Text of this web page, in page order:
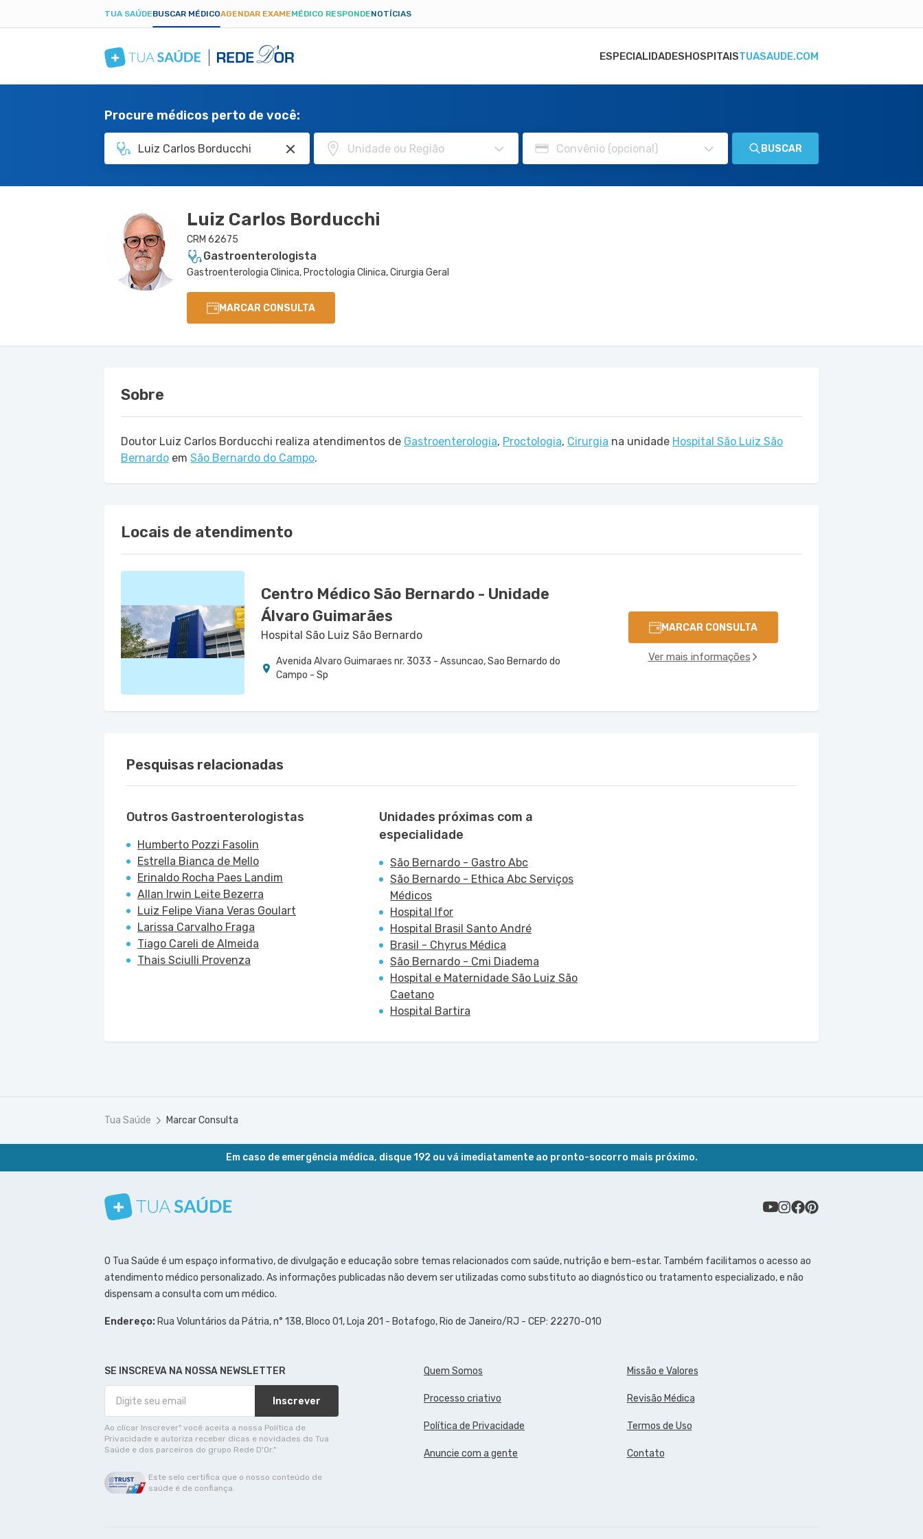
TUA SAÚDEBUSCAR MÉDICOAGENDAR EXAMEMÉDICO RESPONDENOTÍCIAS
ESPECIALIDADESHOSPITAISTUASAUDE.COM
Procure médicos perto de você:
BUSCAR
Luiz Carlos Borducchi
CRM 62675
Gastroenterologista
Gastroenterologia Clinica, Proctologia Clinica, Cirurgia Geral
MARCAR CONSULTA
Sobre
Doutor Luiz Carlos Borducchi realiza atendimentos de Gastroenterologia, Proctologia, Cirurgia na unidade Hospital São Luiz São
Bernardo em São Bernardo do Campo.
Locais de atendimento
Centro Médico São Bernardo - Unidade
Álvaro Guimarães
Hospital São Luiz São Bernardo
Avenida Alvaro Guimaraes nr. 3033 - Assuncao, Sao Bernardo do
Campo - Sp
MARCAR CONSULTA
Ver mais informações
Pesquisas relacionadas
Outros Gastroenterologistas
Humberto Pozzi Fasolin
Estrella Bianca de Mello
Erinaldo Rocha Paes Landim
Allan Irwin Leite Bezerra
Luiz Felipe Viana Veras Goulart
Larissa Carvalho Fraga
Tiago Careli de Almeida
Thais Sciulli Provenza
Unidades próximas com a
especialidade
São Bernardo - Gastro Abc
São Bernardo - Ethica Abc Serviços
Médicos
Hospital Ifor
Hospital Brasil Santo André
Brasil - Chyrus Médica
São Bernardo - Cmi Diadema
Hospital e Maternidade São Luiz São
Caetano
Hospital Bartira
Tua Saúde Marcar Consulta
Em caso de emergência médica, disque 192 ou vá imediatamente ao pronto-socorro mais próximo.
Conheça nosso canal
Siga a gente no Instagram
Siga a gente no Facebook
Siga a gente no Pinterest
O Tua Saúde é um espaço informativo, de divulgação e educação sobre temas relacionados com saúde, nutrição e bem-estar. Também facilitamos o acesso ao
atendimento médico personalizado. As informações publicadas não devem ser utilizadas como substituto ao diagnóstico ou tratamento especializado, e não
dispensam a consulta com um médico.
Endereço: Rua Voluntários da Pátria, n° 138, Bloco 01, Loja 201 - Botafogo, Rio de Janeiro/RJ - CEP: 22270-010
SE INSCREVA NA NOSSA NEWSLETTER
Inscrever
Ao clicar Inscrever" você aceita a nossa Política de
Privacidade e autoriza receber dicas e novidades do Tua
Saúde e dos parceiros do grupo Rede D'Or."
Quem Somos Missão e Valores
Processo criativo Revisão Médica
Política de Privacidade Termos de Uso
Anuncie com a gente Contato
Este selo certifica que o nosso conteúdo de
saúde é de confiança.